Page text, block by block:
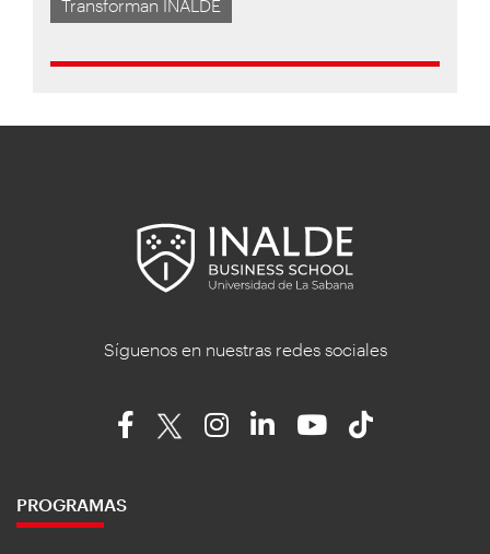
Transforman INALDE
Síguenos en nuestras redes sociales
PROGRAMAS